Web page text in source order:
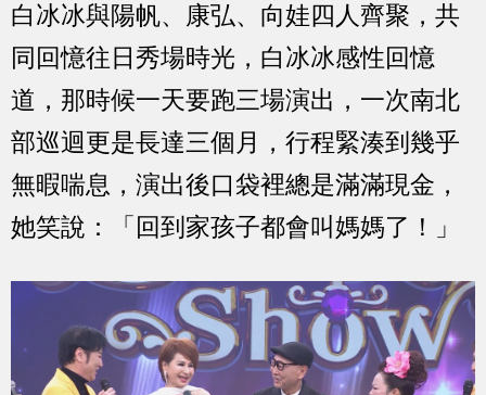
白冰冰與陽帆、康弘、向娃四人齊聚，共
同回憶往日秀場時光，白冰冰感性回憶
道，那時候一天要跑三場演出，一次南北
部巡迴更是長達三個月，行程緊湊到幾乎
無暇喘息，演出後口袋裡總是滿滿現金，
她笑說：「回到家孩子都會叫媽媽了！」